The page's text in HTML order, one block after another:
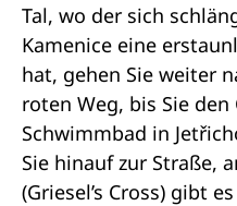
Tal, wo der sich
Kamenice eine
hat, gehen Sie weiter
roten Weg, bis Sie
Schwimmbad in
Sie hinauf zur Straße,
(Griesel’s Cross) gibt